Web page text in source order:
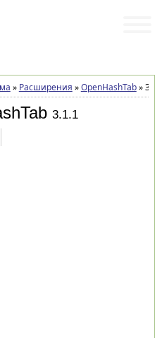
» Расширения »OpenHashTab»
3.1.1